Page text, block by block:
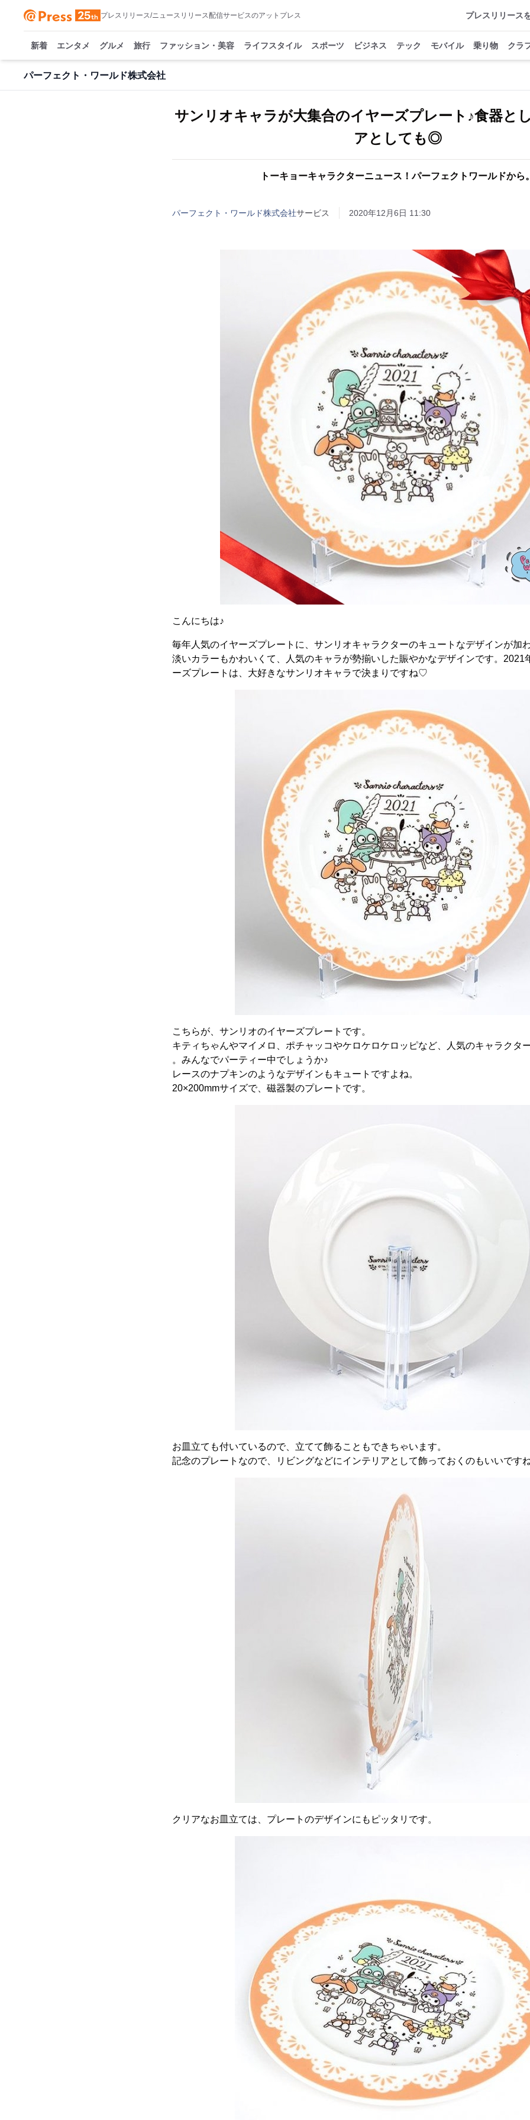
プレスリリース/ニュースリリース配信サービスのアットプレス プレスリリース
新着 エンタメ グルメ 旅行 ファッション・美容 ライフスタイル スポーツ ビジネス テック モバイル 乗り物 クラ
パーフェクト・ワールド株式会社
サンリオキャラが大集合のイヤーズプレート♪食器と
アとしても◎
トーキョーキャラクターニュース！パーフェクトワールドから
パーフェクト・ワールド株式会社サービス 2020年12月6日 11:30
こんにちは♪
毎年人気のイヤーズプレートに、サンリオキャラクターのキュートなデザインが加
淡いカラーもかわいくて、人気のキャラが勢揃いした賑やかなデザインです。2021
ーズプレートは、大好きなサンリオキャラで決まりですね♡
こちらが、サンリオのイヤーズプレートです。
キティちゃんやマイメロ、ポチャッコやケロケロケロッピなど、人気のキャラクタ
。みんなでパーティー中でしょうか♪
レースのナプキンのようなデザインもキュートですよね。
20×200mmサイズで、磁器製のプレートです。
お皿立ても付いているので、立てて飾ることもできちゃいます。
記念のプレートなので、リビングなどにインテリアとして飾っておくのもいいです
クリアなお皿立ては、プレートのデザインにもピッタリです。